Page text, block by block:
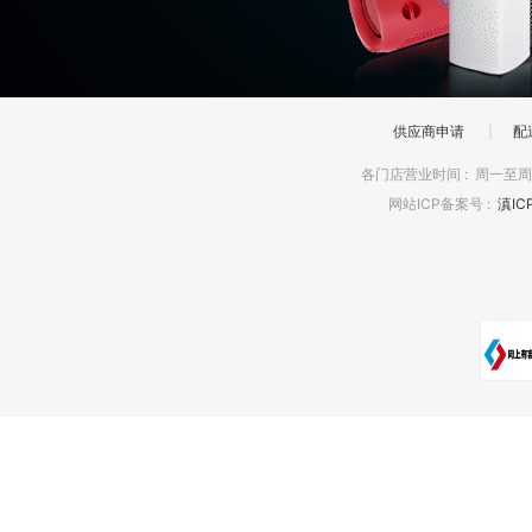
供应商申请 配
各门店营业时间 : 周一至
网站ICP备案号 : 滇